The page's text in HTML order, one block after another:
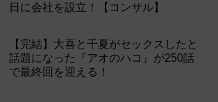
日に会社を設立！【コンサル】
【完結】大喜と千夏がセックスしたと
話題になった『アオのハコ』が250話
で最終回を迎える！